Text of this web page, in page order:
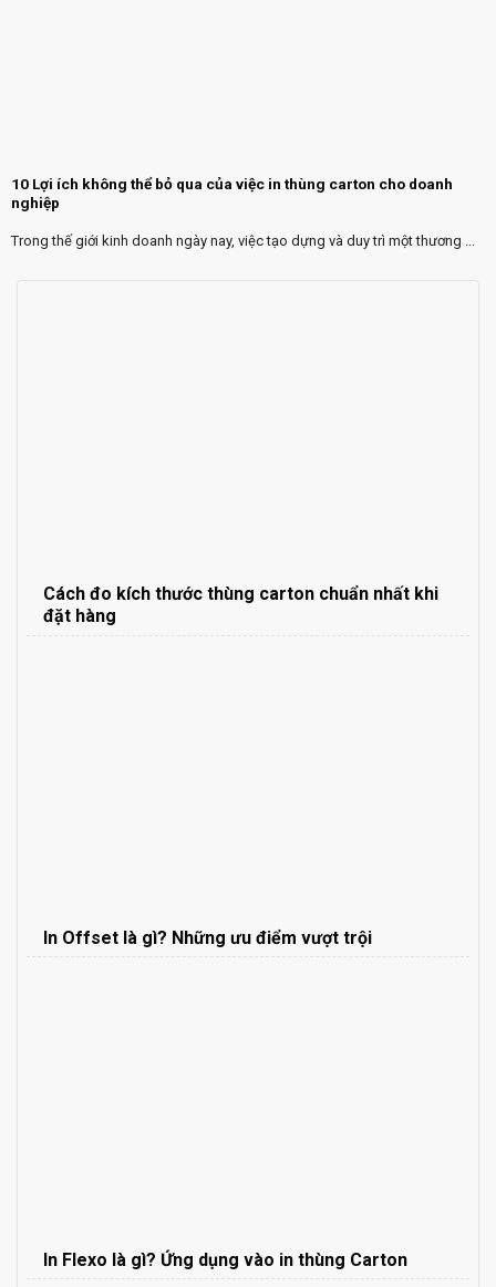
10 Lợi ích không thể bỏ qua của việc in thùng carton cho doanh
nghiệp
Trong thế giới kinh doanh ngày nay, việc tạo dựng và duy trì một thương ...
Cách đo kích thước thùng carton chuẩn nhất khi
đặt hàng
In Offset là gì? Những ưu điểm vượt trội
In Flexo là gì? Ứng dụng vào in thùng Carton